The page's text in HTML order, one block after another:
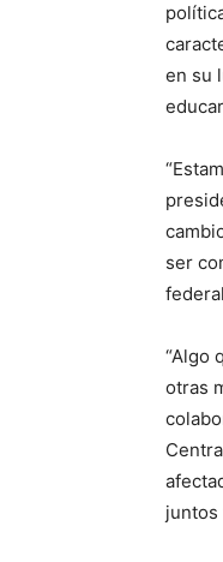
en su
ser
“Algo
otras
juntos